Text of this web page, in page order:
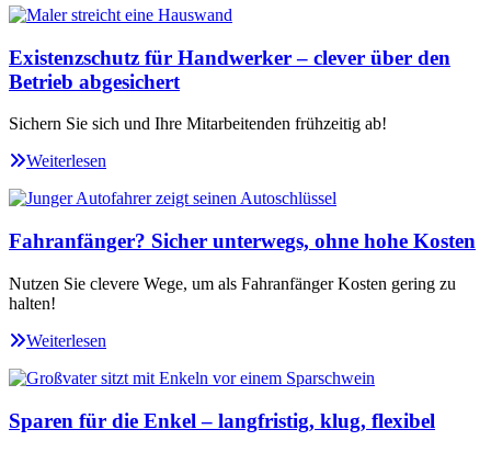
Existenzschutz für Handwerker – clever über den
Betrieb abgesichert
Sichern Sie sich und Ihre Mitarbeitenden frühzeitig ab!
Weiterlesen
Fahranfänger? Sicher unterwegs, ohne hohe Kosten
Nutzen Sie clevere Wege, um als Fahranfänger Kosten gering zu
halten!
Weiterlesen
Sparen für die Enkel – langfristig, klug, flexibel